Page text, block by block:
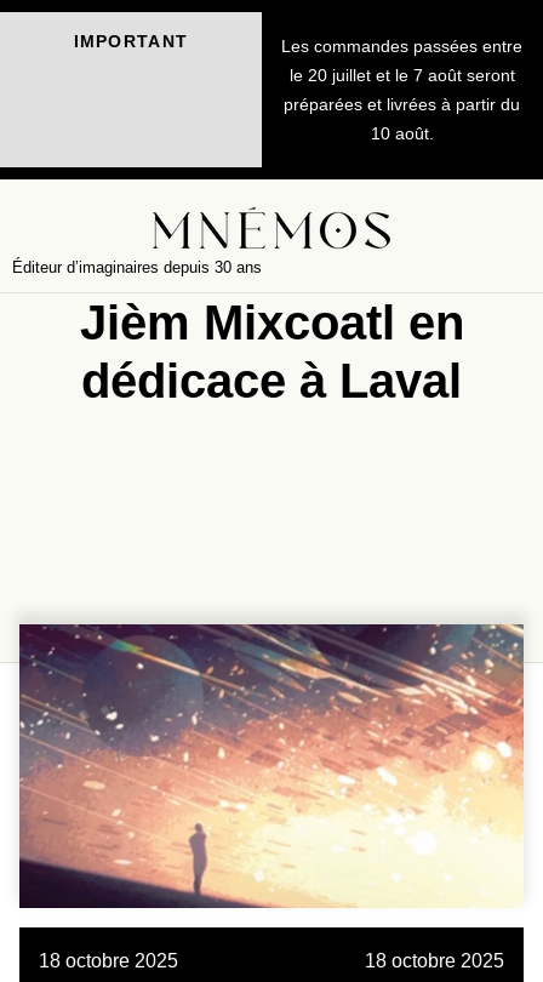
IMPORTANT
Les commandes passées entre
le 20 juillet et le 7 août seront
préparées et livrées à partir du
10 août.
Éditeur d’imaginaires depuis 30 ans
Jièm Mixcoatl en
dédicace à Laval
18 octobre 2025 18 octobre 2025